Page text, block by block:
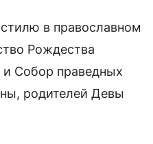
в православном
Рождества
Собор праведных
родителей Девы